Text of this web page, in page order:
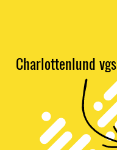
Charlottenlund vgs